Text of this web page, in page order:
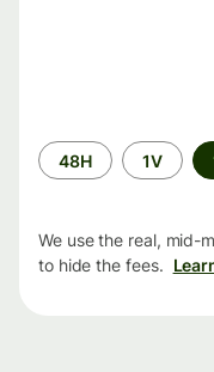
Time
period
48H 1V
We use the real, mid-
to hide the fees.